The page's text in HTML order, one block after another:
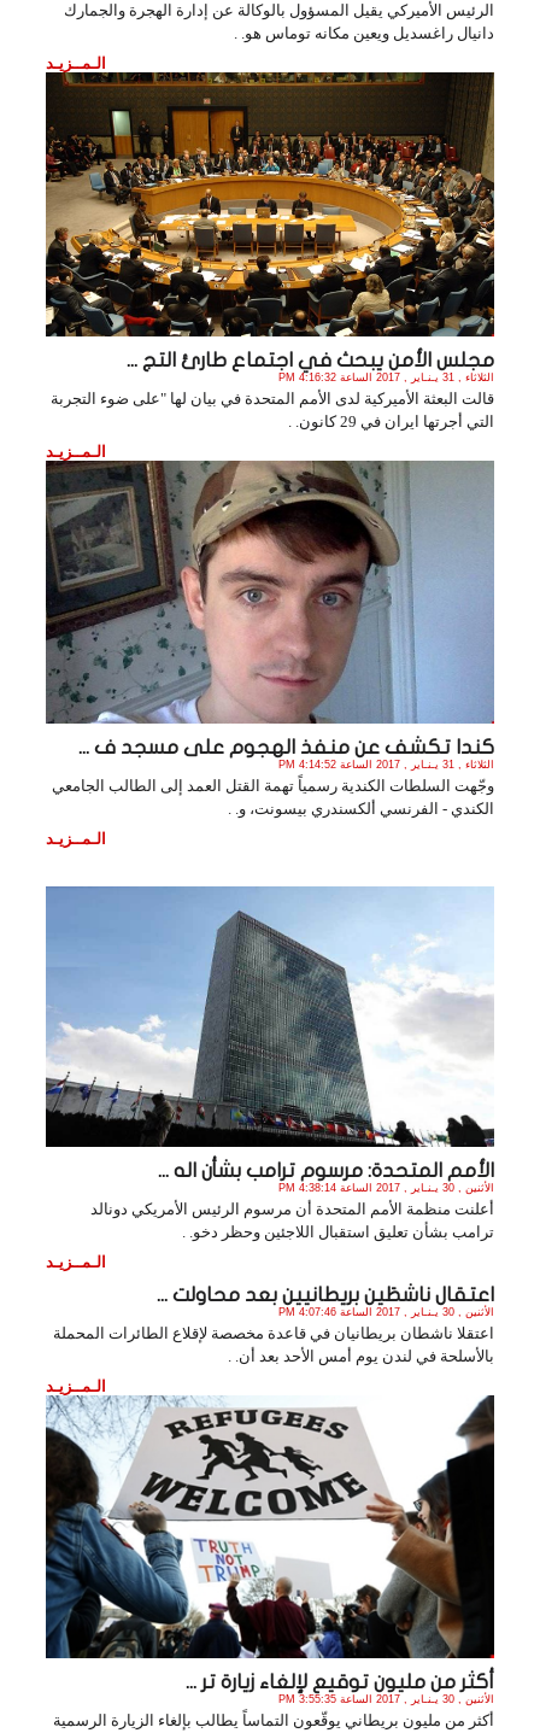
الرئيس الأميركي يقيل المسؤول بالوكالة عن إدارة الهجرة والجمارك
دانيال راغسديل ويعين مكانه توماس هو. .
الـمــزيـد
مجلس الأمن يبحث في اجتماع طارئ التج ...
الثلاثاء , 31 يـنـاير , 2017 الساعة 4:16:32 PM
قالت البعثة الأميركية لدى الأمم المتحدة في بيان لها "على ضوء التجربة
التي أجرتها ايران في 29 كانون. .
الـمــزيـد
كندا تكشف عن منفذ الهجوم على مسجد ف ...
الثلاثاء , 31 يـنـاير , 2017 الساعة 4:14:52 PM
وجّهت السلطات الكندية رسمياً تهمة القتل العمد إلى الطالب الجامعي
الكندي - الفرنسي ألكسندري بيسونت، و. .
الـمــزيـد
الأمم المتحدة: مرسوم ترامب بشأن اله ...
الأثنين , 30 يـنـاير , 2017 الساعة 4:38:14 PM
أعلنت منظمة الأمم المتحدة أن مرسوم الرئيس الأمريكي دونالد
ترامب بشأن تعليق استقبال اللاجئين وحظر دخو. .
الـمــزيـد
اعتقال ناشطَين بريطانيين بعد محاولت ...
الأثنين , 30 يـنـاير , 2017 الساعة 4:07:46 PM
اعتقلا ناشطان بريطانيان في قاعدة مخصصة لإقلاع الطائرات المحملة
بالأسلحة في لندن يوم أمس الأحد بعد أن. .
الـمــزيـد
أكثر من مليون توقيع لإلغاء زيارة تر ...
الأثنين , 30 يـنـاير , 2017 الساعة 3:55:35 PM
أكثر من مليون بريطاني يوقّعون التماساً يطالب بإلغاء الزيارة الرسمية